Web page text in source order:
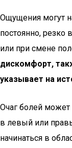
Ощущения могут
постоянно, резко
или при смене
дискомфорт,
указывает на
Очаг болей может
в левый или
начинаться в